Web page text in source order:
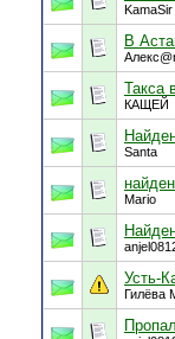
KamaSir
В
Такса
КАЩЕЙ
Santa
Mario
Усть-
Гилёва